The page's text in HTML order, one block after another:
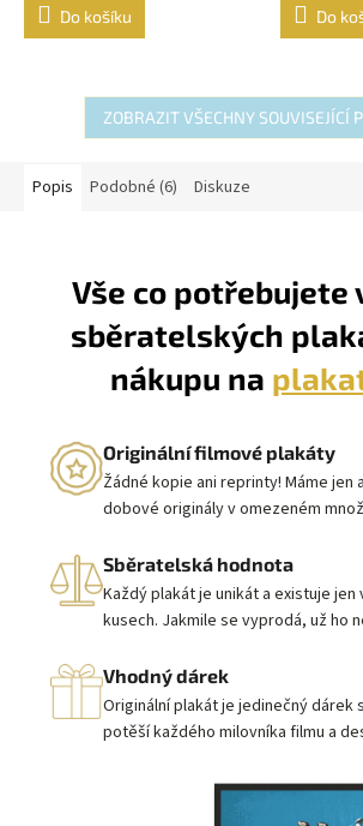
Do košíku Do
ZOBRAZIT VŠECHNY SOUVISEJÍCÍ
Popis Podobné (6) Diskuze
Vše co potřebujete
sběratelských
nákupu na
Originální filmové plakáty
Žádné kopie ani reprinty! Máme jen
dobové originály v omezeném
Sběratelská hodnota
Každý plakát je unikát a existuje jen
kusech. Jakmile se vyprodá, už ho
Vhodný dárek
Originální plakát je jedinečný dárek
potěší každého milovníka filmu a